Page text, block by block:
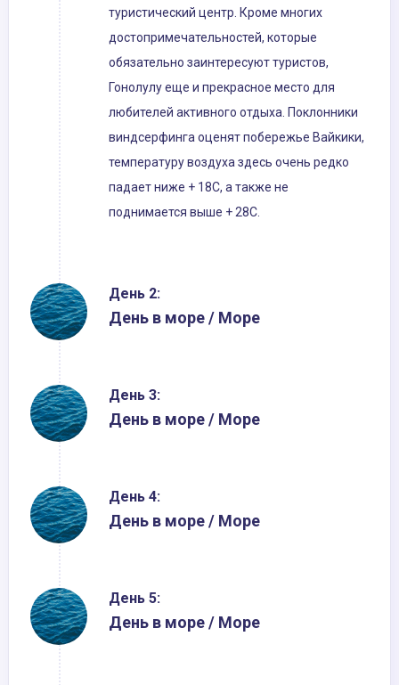
туристический центр. Кроме многих
достопримечательностей, которые
обязательно заинтересуют туристов,
Гонолулу еще и прекрасное место для
любителей активного отдыха. Поклонники
виндсерфинга оценят побережье Вайкики,
температуру воздуха здесь очень редко
падает ниже + 18С, а также не
поднимается выше + 28С.
День 2:
День в море / Море
День 3:
День в море / Море
День 4:
День в море / Море
День 5:
День в море / Море